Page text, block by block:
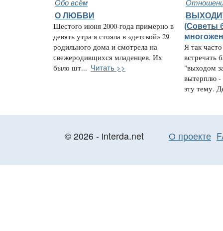
Обо всём
О ЛЮБВИ
Шестого июня 2000-года примерно в
девять утра я стояла в «детской» 29
родильного дома и смотрела на
свежеродивщихся младенцев. Их
было шт... Читать >>
(Советы
Я так
встречать
"выходом
вытерплю
эту тему.
© 2026 - interda.net О проекте